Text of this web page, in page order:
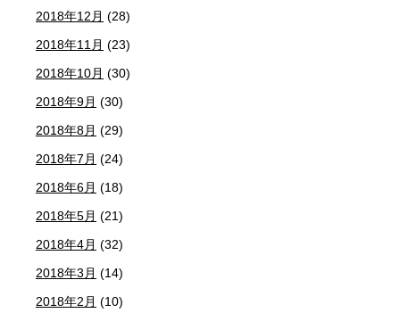
2018年12月 (28)
2018年11月 (23)
2018年10月 (30)
2018年9月 (30)
2018年8月 (29)
2018年7月 (24)
2018年6月 (18)
2018年5月 (21)
2018年4月 (32)
2018年3月 (14)
2018年2月 (10)